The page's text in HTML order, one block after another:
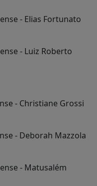
- Elias Fortunato
- Luiz Roberto
- Christiane Grossi
- Deborah Mazzola
- Matusalém